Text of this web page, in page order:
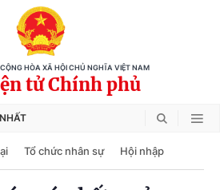
HÒA XÃ HỘI CHỦ NGHĨA VIỆT NAM
tử Chính phủ
Tổ chức nhân sự Hội nhập